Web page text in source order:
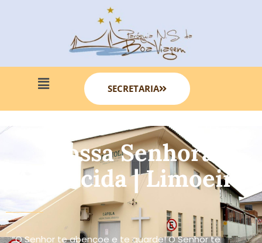
SECRETARIA
Nossa Senhora
Aparecida | Limoeiro
“O Senhor te abençoe e te guarde! O Senhor te